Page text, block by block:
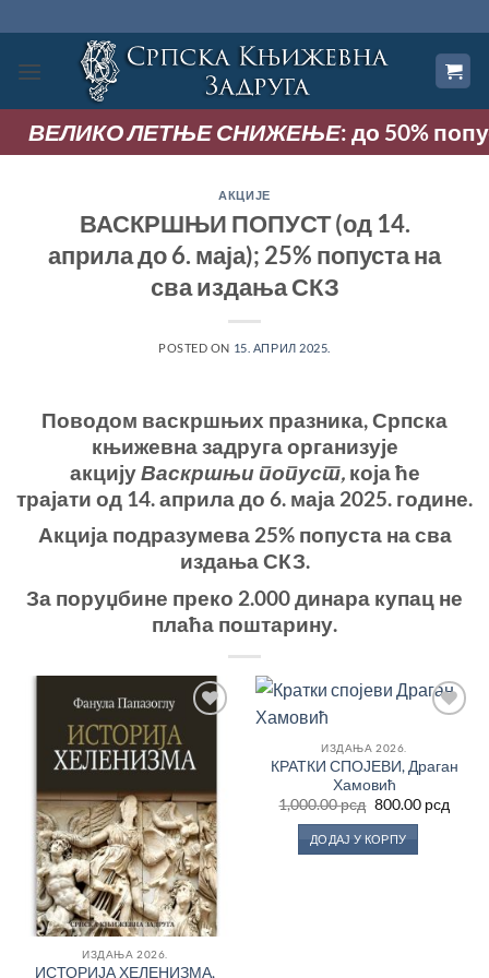
на
садржај
СНИЖЕЊЕ: до 50% попуста на сва
АКЦИЈЕ
ВАСКРШЊИ ПОПУСТ (од 14.
априла до 6. маја); 25% попуста на
сва издања СКЗ
POSTED ON 15. АПРИЛ 2025.
Поводом васкршњих празника, Српска
књижевна задруга организује
акцијуВаскршњи попуст,која ће
трајати од 14. априла до 6. маја 2025. године.
Акција подразумева 25% попуста на сва
издања СКЗ.
За поруџбине преко 2.000 динара купац не
плаћа поштарину.
Листу
ИЗДАЊА 2026.
ИСТОРИЈА ХЕЛЕНИЗМА,
жеља
ИЗДАЊА 2026.
КРАТКИ СПОЈЕВИ, Драган
Хамовић
1,000.00рсд Оригинална
је
била:
1,000.00 рсд.
800.00 рсд
цена
ДОДАЈ У КОРПУ